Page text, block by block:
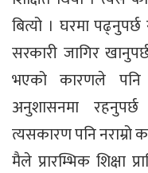
बित्यो । घरमा
सरकारी जागिर
भएको कारणले पनि
अनुशासनमा
त्यसकारण पनि नराम्रो
मैले प्रारम्भिक शिक्षा